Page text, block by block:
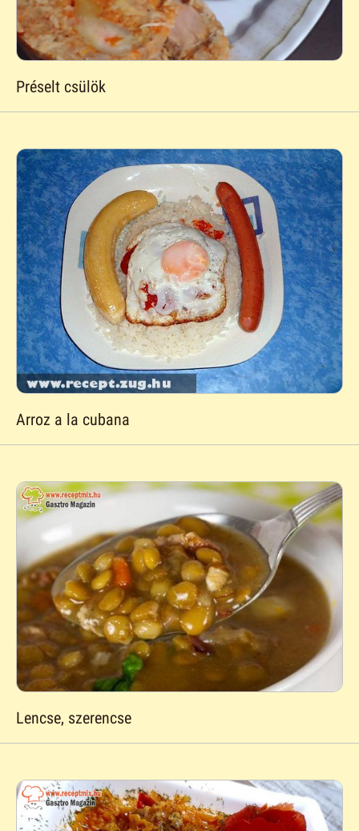
Préselt csülök
Arroz a la cubana
Lencse, szerencse